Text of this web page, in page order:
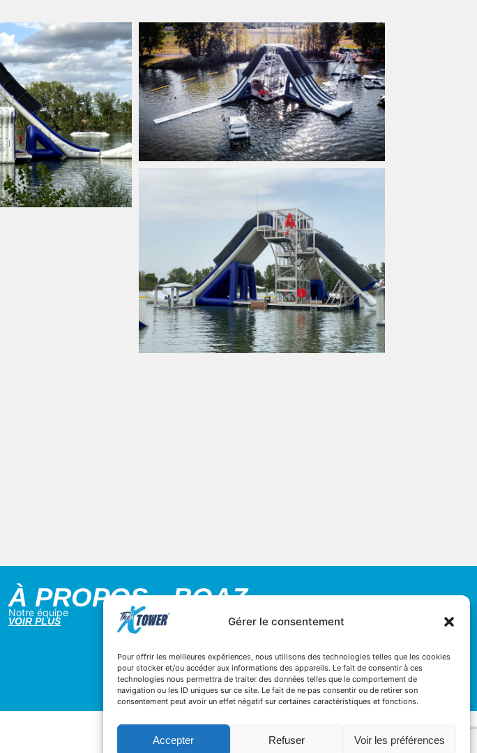
Gérer le consentement
Pour offrir les meilleures expériences, nous utilisons des technologies telles que les cookies
pour stocker et/ou accéder aux informations des appareils. Le fait de consentir à ces
technologies nous permettra de traiter des données telles que le comportement de
navigation ou les ID uniques sur ce site. Le fait de ne pas consentir ou de retirer son
consentement peut avoir un effet négatif sur certaines caractéristiques et fonctions.
Accepter Refuser Voir les préférences
À PROPOS
Notre équipe
VOIR PLUS
BOAZ
32 rue d’hem 59780 WILLEMS
contact@boaz-concept.fr
CHALLENGEZ VOTRE BUSINESS